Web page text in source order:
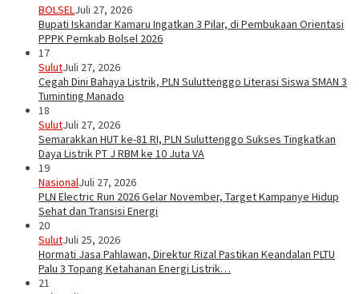
BOLSELJuli 27, 2026
Bupati Iskandar Kamaru Ingatkan 3 Pilar, di Pembukaan Orientasi
PPPK Pemkab Bolsel 2026
17
SulutJuli 27, 2026
Cegah Dini Bahaya Listrik, PLN Suluttenggo Literasi Siswa SMAN 3
Tuminting Manado
18
SulutJuli 27, 2026
Semarakkan HUT ke-81 RI, PLN Suluttenggo Sukses Tingkatkan
Daya Listrik PT J RBM ke 10 Juta VA
19
NasionalJuli 27, 2026
PLN Electric Run 2026 Gelar November, Target Kampanye Hidup
Sehat dan Transisi Energi
20
SulutJuli 25, 2026
Hormati Jasa Pahlawan, Direktur Rizal Pastikan Keandalan PLTU
Palu 3 Topang Ketahanan Energi Listrik…
21